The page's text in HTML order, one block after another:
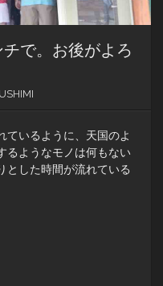
で。お後がよろ
ているように、天国のよ
るようなモノは何もない
とした時間が流れている